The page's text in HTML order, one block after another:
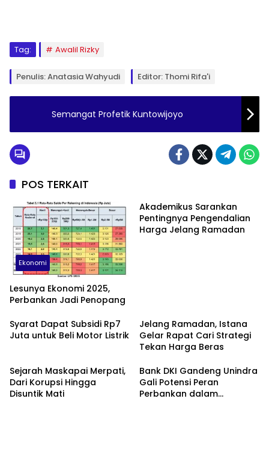
Tag: Awalil Rizky
Penulis: Anatasia Wahyudi Editor: Thomi Rifa'i
Semangat Profetik Kuntowijoyo
POS TERKAIT
Ekonomi
Lesunya Ekonomi 2025,
Perbankan Jadi Penopang
Akademikus Sarankan
Pentingnya Pengendalian
Harga Jelang Ramadan
Syarat Dapat Subsidi Rp7
Juta untuk Beli Motor Listrik
Jelang Ramadan, Istana
Gelar Rapat Cari Strategi
Tekan Harga Beras
Sejarah Maskapai Merpati,
Dari Korupsi Hingga
Disuntik Mati
Bank DKI Gandeng Unindra
Gali Potensi Peran
Perbankan dalam